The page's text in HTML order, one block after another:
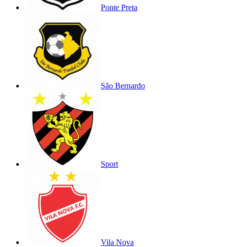
Ponte Preta
São Bernardo
Sport
Vila Nova